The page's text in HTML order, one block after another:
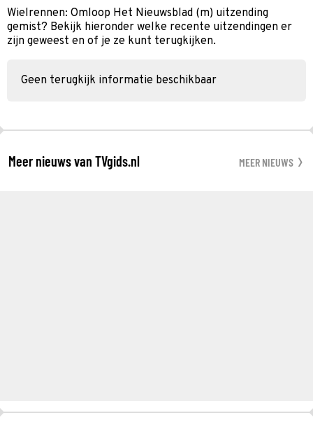
Wielrennen: Omloop Het Nieuwsblad (m) uitzending
gemist? Bekijk hieronder welke recente uitzendingen er
zijn geweest en of je ze kunt terugkijken.
Geen terugkijk informatie beschikbaar
Meer nieuws van TVgids.nl MEER NIEUWS